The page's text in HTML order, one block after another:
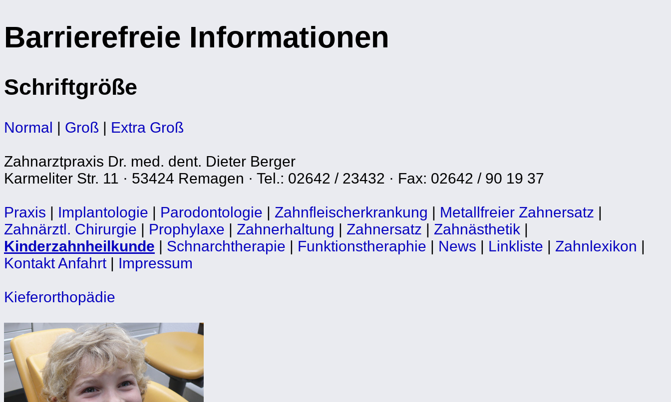
Barrierefreie Informationen
Schriftgröße
Normal | Groß | Extra Groß
Zahnarztpraxis Dr. med. dent. Dieter Berger
Karmeliter Str. 11 · 53424 Remagen · Tel.: 02642 / 23432 · Fax: 02642 / 90 19 37
Praxis | Implantologie | Parodontologie | Zahnfleischerkrankung | Metallfreier Zahnersatz |
Zahnärztl. Chirurgie | Prophylaxe | Zahnerhaltung | Zahnersatz | Zahnästhetik |
Kinderzahnheilkunde | Schnarchtherapie | Funktionstheraphie | News | Linkliste | Zahnlexikon |
Kontakt Anfahrt| Impressum
Kieferorthopädie